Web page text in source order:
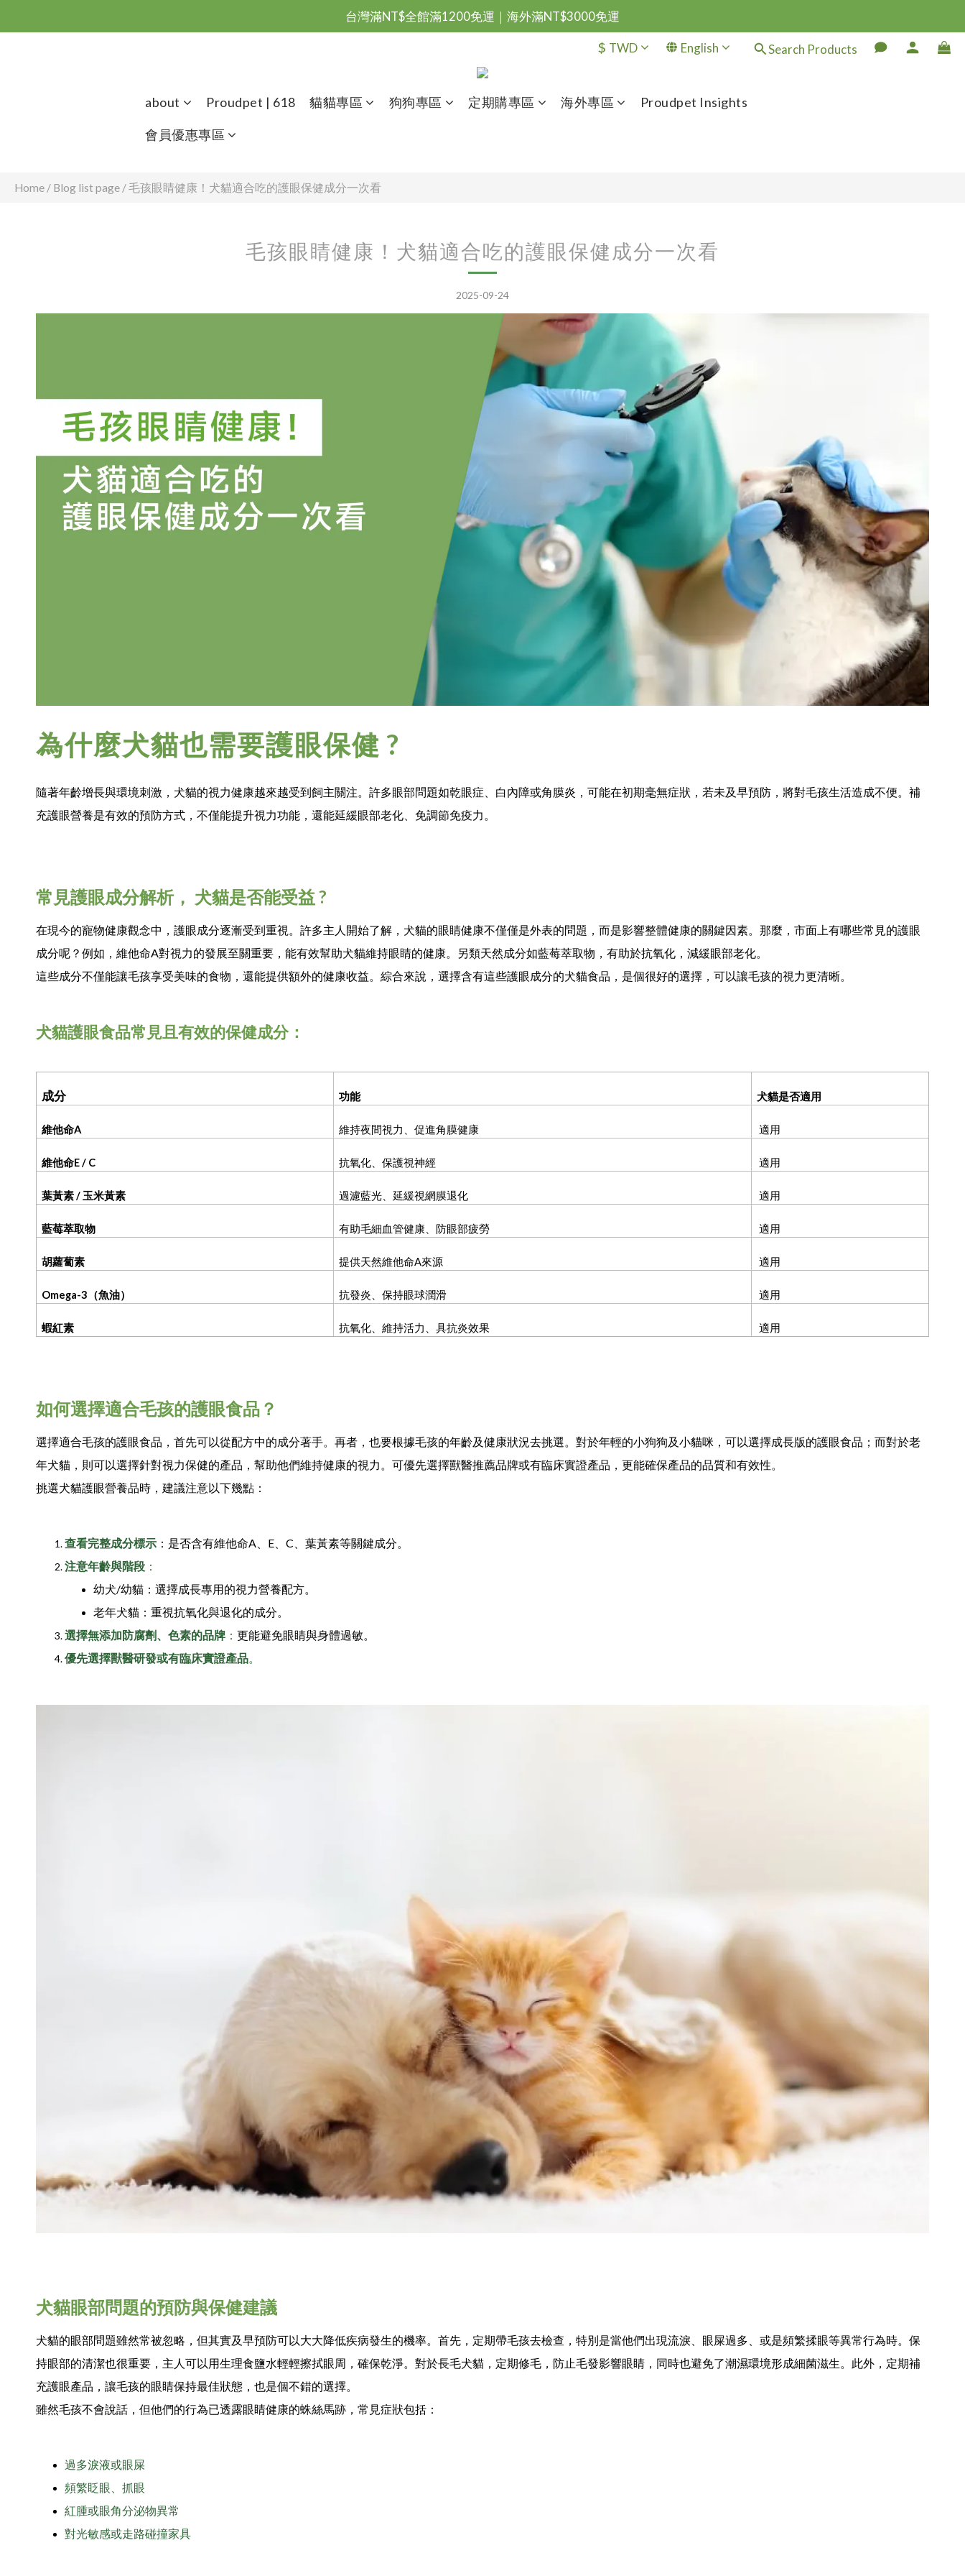
台灣滿NT$全館滿1200免運｜海外滿NT$3000免運
會員優惠專區由此進
台灣滿NT$全館滿1200免運｜海外滿NT$3000免運
$ TWD English Search Products
about Proudpet | 618 貓貓專區 狗狗專區 定期購專區 海外專區 Proudpet Insights
會員優惠專區
Home / Blog list page /毛孩眼睛健康！犬貓適合吃的護眼保健成分一次看
毛孩眼睛健康！犬貓適合吃的護眼保健成分一次看
2025-09-24
為什麼犬貓也需要護眼保健 ?
隨著年齡增長與環境刺激，犬貓的視力健康越來越受到飼主關注。許多眼部問題如乾眼症、白內障或角膜炎，可能在初期毫無症狀，若未及早預防，將對毛孩生活造成不便。補
充護眼營養是有效的預防方式，不僅能提升視力功能，還能延緩眼部老化、免調節免疫力。
常見護眼成分解析， 犬貓是否能受益 ?
在現今的寵物健康觀念中，護眼成分逐漸受到重視。許多主人開始了解，犬貓的眼睛健康不僅僅是外表的問題，而是影響整體健康的關鍵因素。那麼，市面上有哪些常見的護眼
成分呢？例如，維他命A對視力的發展至關重要，能有效幫助犬貓維持眼睛的健康。另類天然成分如藍莓萃取物，有助於抗氧化，減緩眼部老化。
這些成分不僅能讓毛孩享受美味的食物，還能提供額外的健康收益。綜合來說，選擇含有這些護眼成分的犬貓食品，是個很好的選擇，可以讓毛孩的視力更清晰。
犬貓護眼食品常見且有效的保健成分：
成分 功能 犬貓是否適用
維他命A 維持夜間視力、促進角膜健康 適用
維他命E / C 抗氧化、保護視神經 適用
葉黃素/ 玉米黃素 過濾藍光、延緩視網膜退化 適用
藍莓萃取物 有助毛細血管健康、防眼部疲勞 適用
胡蘿蔔素 提供天然維他命A來源 適用
Omega-3 （魚油） 抗發炎、保持眼球潤滑 適用
蝦紅素 抗氧化、維持活力、具抗炎效果 適用
如何選擇適合毛孩的護眼食品？
選擇適合毛孩的護眼食品，首先可以從配方中的成分著手。再者，也要根據毛孩的年齡及健康狀況去挑選。對於年輕的小狗狗及小貓咪，可以選擇成長版的護眼食品；而對於老
年犬貓，則可以選擇針對視力保健的產品，幫助他們維持健康的視力。可優先選擇獸醫推薦品牌或有臨床實證產品 ，更能確保產品的品質和有效性。
挑選犬貓護眼營養品時，建議注意以下幾點：
查看完整成分標示 ：是否含有維他命A、E、C、葉黃素等關鍵成分。
注意年齡與階段 ：
幼犬/幼貓：選擇成長專用的視力營養配方。
老年犬貓：重視抗氧化與退化的成分。
選擇無添加防腐劑、色素的品牌 ： 更能避免眼睛與身體過敏。
優先選擇獸醫研發或有臨床實證產品。
犬貓眼部問題的預防與保健建議
犬貓的眼部問題雖然常被忽略，但其實及早預防可以大大降低疾病發生的機率。首先，定期帶毛孩去檢查，特別是當他們出現流淚、眼屎過多、或是頻繁揉眼等異常行為時。保
持眼部的清潔也很重要，主人可以用生理食鹽水輕輕擦拭眼周，確保乾淨。對於長毛犬貓，定期修毛，防止毛發影響眼睛，同時也避免了潮濕環境形成細菌滋生。此外，定期補
充護眼產品，讓毛孩的眼睛保持最佳狀態，也是個不錯的選擇。
雖然毛孩不會說話，但他們的行為已透露眼睛健康的蛛絲馬跡，常見症狀包括：
過多淚液或眼屎
頻繁眨眼、抓眼
紅腫或眼角分泌物異常
對光敏感或走路碰撞家具